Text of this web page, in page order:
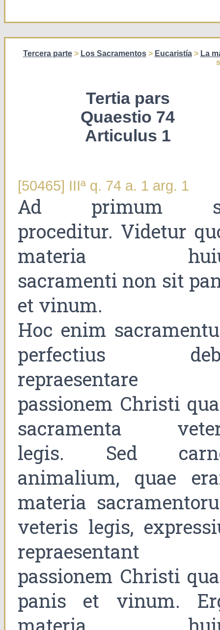
Tercera parte> Los Sacramentos> Eucaristía> La
Tertia pars
Quaestio 74
Articulus 1
[50465] IIIª q. 74 a. 1 arg. 1
Ad primum
proceditur. Videtur
materia
sacramenti non sit
et vinum.
Hoc enim
perfectius
repraesentare
passionem Christi
sacramenta
legis. Sed
animalium, quae
materia
veteris legis,
repraesentant
passionem Christi
panis et vinum.